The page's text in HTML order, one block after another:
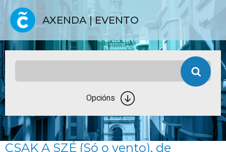
AXENDA | EVENTO
Opcións
CSAK A SZÉ (Só o vento), de